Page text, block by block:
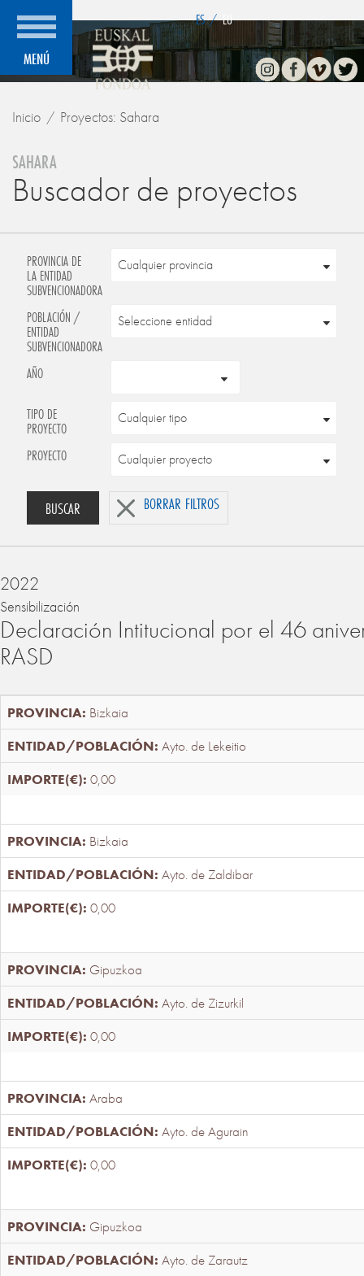
MENÚ
ES / EU
InstagramFacebook
Vimeo
Inicio Proyectos: Sahara
SAHARA
Buscador de proyectos
PROVINCIA DE
LA ENTIDAD
SUBVENCIONADORA
POBLACIÓN /
ENTIDAD
SUBVENCIONADORA
AÑO
TIPO DE
PROYECTO
PROYECTO
BUSCAR BORRAR FILTROS
2022
Sensibilización
Declaración Intitucional por el 46
RASD
Bizkaia
Ayto. de Lekeitio
0,00
Bizkaia
Ayto. de Zaldibar
0,00
Gipuzkoa
Ayto. de Zizurkil
0,00
Araba
Ayto. de Agurain
0,00
Gipuzkoa
Ayto. de Zarautz